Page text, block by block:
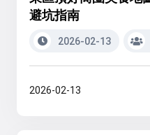
避坑指南
2026-02-13
2026-02-13